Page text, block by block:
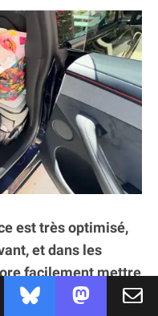
est très optimisé,
et dans les
facilement mettre
des enfants sans que